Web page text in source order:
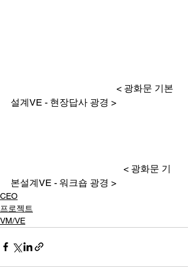
설계VE - 현장답사 광경 >
본설계VE - 워크숍 광경 >
CEO
프로젝트
VM/VE